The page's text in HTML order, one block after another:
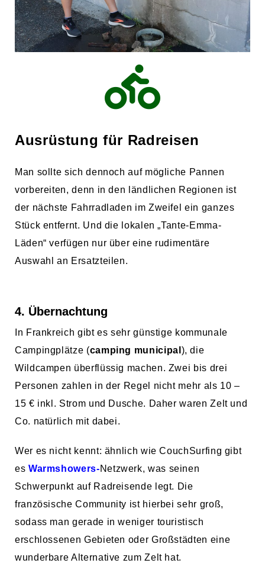
Ausrüstung für Radreisen
Man sollte sich dennoch auf mögliche Pannen
vorbereiten, denn in den ländlichen Regionen ist
der nächste Fahrradladen im Zweifel ein ganzes
Stück entfernt. Und die lokalen „Tante-Emma-
Läden“ verfügen nur über eine rudimentäre
Auswahl an Ersatzteilen.
4. Übernachtung
In Frankreich gibt es sehr günstige kommunale
Campingplätze (camping municipal ), die
Wildcampen überflüssig machen. Zwei bis drei
Personen zahlen in der Regel nicht mehr als 10 –
15 € inkl. Strom und Dusche. Daher waren Zelt und
Co. natürlich mit dabei.
Wer es nicht kennt: ähnlich wie CouchSurfing gibt
es Warmshowers-Netzwerk, was seinen
Schwerpunkt auf Radreisende legt. Die
französische Community ist hierbei sehr groß,
sodass man gerade in weniger touristisch
erschlossenen Gebieten oder Großstädten eine
wunderbare Alternative zum Zelt hat.